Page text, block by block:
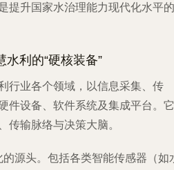
提升国家水治理能力现代化水平的
利的“硬核装备”
行业各个领域，以信息采集、传
件设备、软件系统及集成平台。它
传输脉络与决策大脑。
的源头。包括各类智能传感器（如